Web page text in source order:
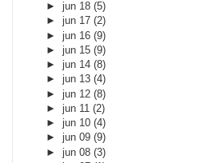
►jun 18(5)
►jun 17(2)
►jun 16(9)
►jun 15(9)
►jun 14(8)
►jun 13(4)
►jun 12(8)
►jun 11(2)
►jun 10(4)
►jun 09(9)
►jun 08(3)